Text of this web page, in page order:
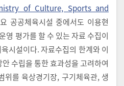
of Culture, Sports and
공공체육시설 중에서도 이용현
영 평가를 할 수 있는 자료 수집이
시설이다. 자료수집의 한계와 이
수립을 통한 효과성을 고려하여
위를 육상경기장, 구기체육관, 생